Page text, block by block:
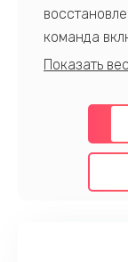
команда
также
наилучшим